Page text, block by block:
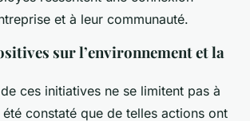
et à leur communauté.
sur l’environnement et la
ces initiatives ne se limitent pas à
été constaté que de telles actions ont